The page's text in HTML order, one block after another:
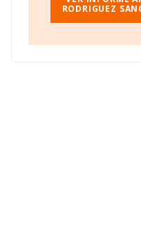
empresas
ámbito nacional
compañías asciende a
RODRIGUEZ